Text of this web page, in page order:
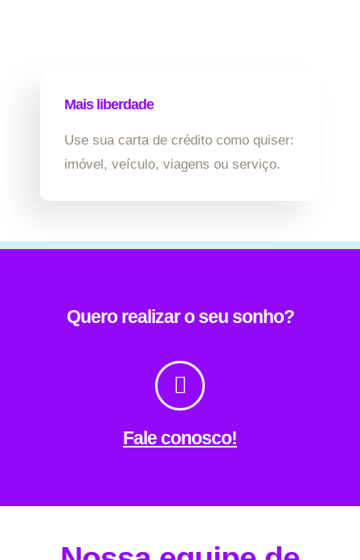
Mais liberdade
Use sua carta de crédito como quiser:
imóvel, veículo, viagens ou serviço.
Quero realizar o seu sonho?
Fale conosco!